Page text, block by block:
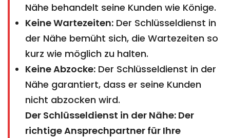
Nähe behandelt seine Kunden wie Könige.
Keine Wartezeiten: Der Schlüsseldienst in
der Nähe bemüht sich, die Wartezeiten so
kurz wie möglich zu halten.
Keine Abzocke: Der Schlüsseldienst in der
Nähe garantiert, dass er seine Kunden
nicht abzocken wird.
Der Schlüsseldienst in der Nähe: Der
richtige Ansprechpartner für Ihre